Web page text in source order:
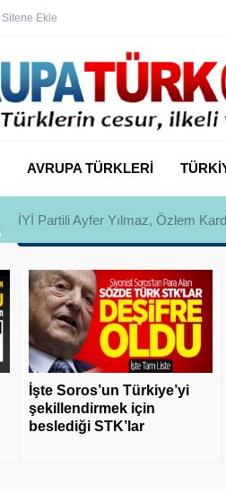
Sitene Ekle
AVRUPA TÜRKLERİ
İYİ Partili Ayfer Yılmaz, Özlem
İşte Soros’un Türkiye’yi
şekillendirmek için
beslediği STK’lar